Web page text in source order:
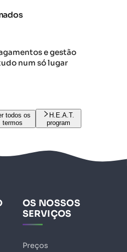
e gestão
num só lugar
todos os
termos
H.E.A.T.
program
OS NOSSOS
SERVIÇOS
Preços